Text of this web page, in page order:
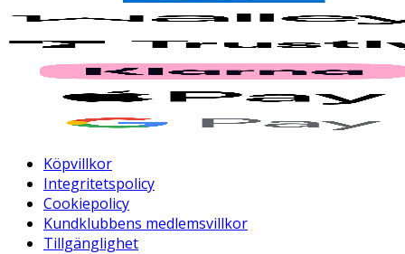
Köpvillkor
Integritetspolicy
Cookiepolicy
Kundklubbens medlemsvillkor
Tillgänglighet